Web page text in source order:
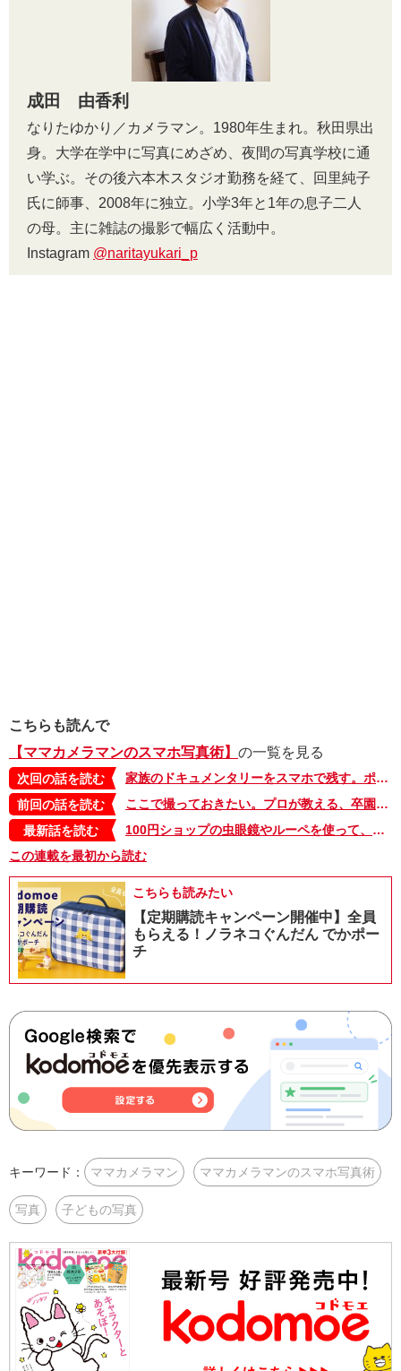
成田 由香利
なりたゆかり／カメラマン。1980年生まれ。秋田県出
身。大学在学中に写真にめざめ、夜間の写真学校に通
い学ぶ。その後六本木スタジオ勤務を経て、回里純子
氏に師事、2008年に独立。小学3年と1年の息子二人
の母。主に雑誌の撮影で幅広く活動中。
Instagram @naritayukari_p
こちらも読んで
【ママカメラマンのスマホ写真術】 の一覧を見る
次回の話を読む
家族のドキュメンタリーをスマホで残す。ポートレート写真とスナップ写真【ママカメラマンのスマホ写真術・16】
前回の話を読む
ここで撮っておきたい。プロが教える、卒園式・入学式のフォトスポット【ママカメラマンのスマホ写真術・14】
最新話を読む
100円ショップの虫眼鏡やルーペを使って、「スマホカメラ」で撮るマクロな世界【ママカメラマンのスマホ写真術】
この連載を最初から読む
こちらも読みたい
【定期購読キャンペーン開催中】全員
もらえる！ノラネコぐんだん でかポー
チ
キーワード： ママカメラマン ママカメラマンのスマホ写真術
写真 子どもの写真